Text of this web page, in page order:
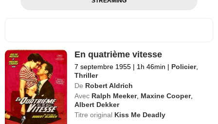
En quatrième vitesse
7 septembre 1955 | 1h 46min | Policier,
Thriller
De Robert Aldrich
Avec Ralph Meeker, Maxine Cooper,
Albert Dekker
Titre original Kiss Me Deadly